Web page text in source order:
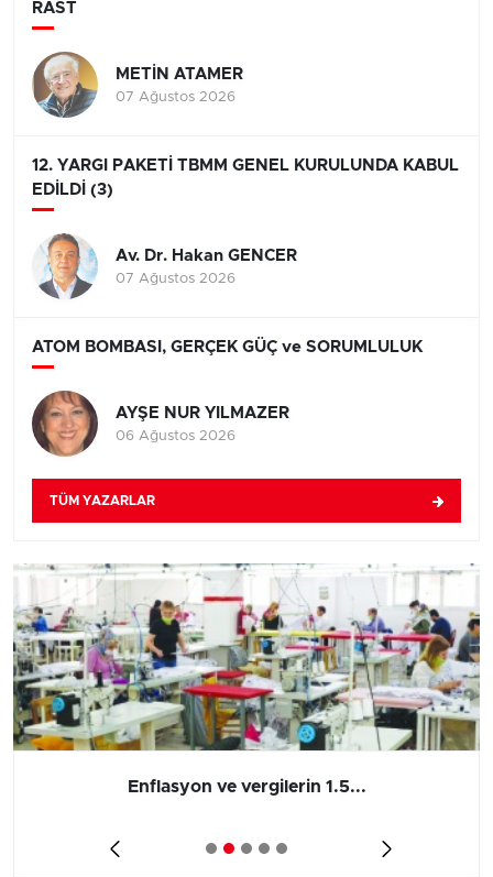
RAST
METİN ATAMER
07 Ağustos 2026
12. YARGI PAKETİ TBMM GENEL KURULUNDA KABUL
EDİLDİ (3)
Av. Dr. Hakan GENCER
07 Ağustos 2026
ATOM BOMBASI, GERÇEK GÜÇ ve SORUMLULUK
AYŞE NUR YILMAZER
06 Ağustos 2026
TÜM YAZARLAR
Enflasyon ve vergilerin 1.5...